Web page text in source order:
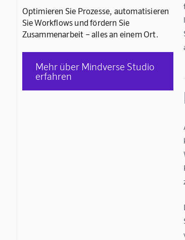
Optimieren Sie Prozesse, automatisieren
Sie Workflows und fördern Sie
Zusammenarbeit – alles an einem Ort.
Mehr über Mindverse Studio
erfahren